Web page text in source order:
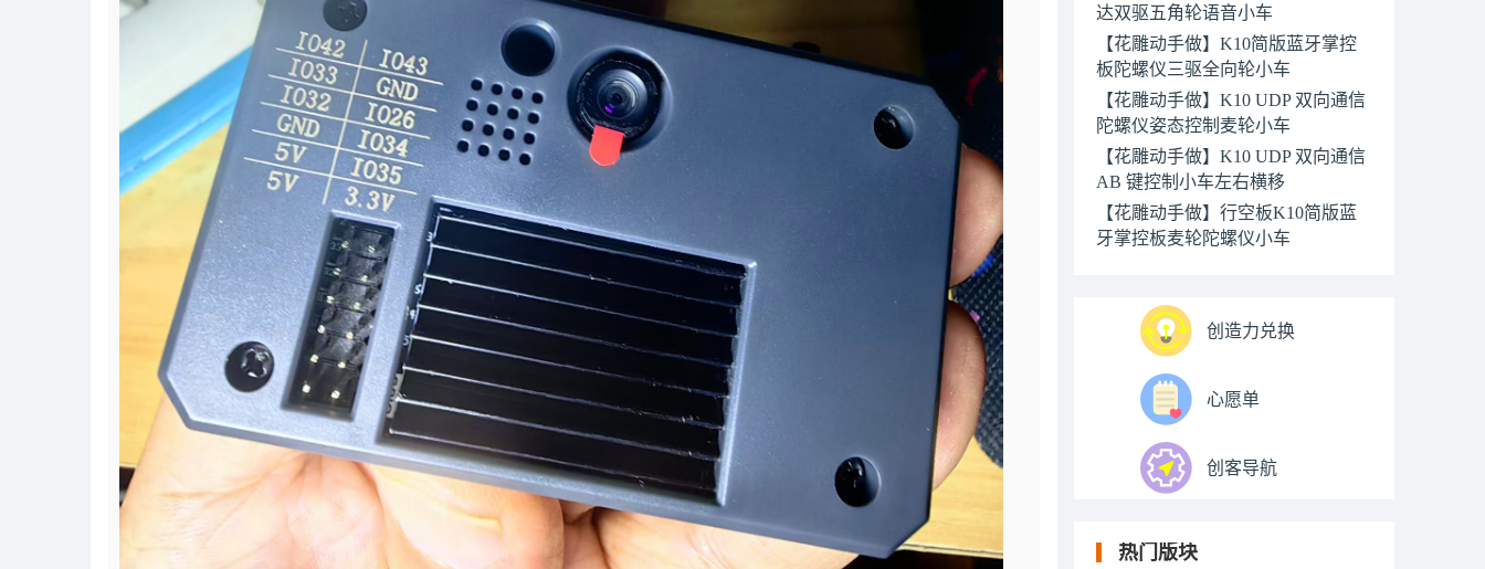
达双驱五角轮语音小车
【花雕动手做】K10简版蓝牙掌控
板陀螺仪三驱全向轮小车
【花雕动手做】K10 UDP 双向通信
陀螺仪姿态控制麦轮小车
【花雕动手做】K10 UDP 双向通信
AB 键控制小车左右横移
【花雕动手做】行空板K10简版蓝
牙掌控板麦轮陀螺仪小车
创造力兑换
心愿单
创客导航
热门版块